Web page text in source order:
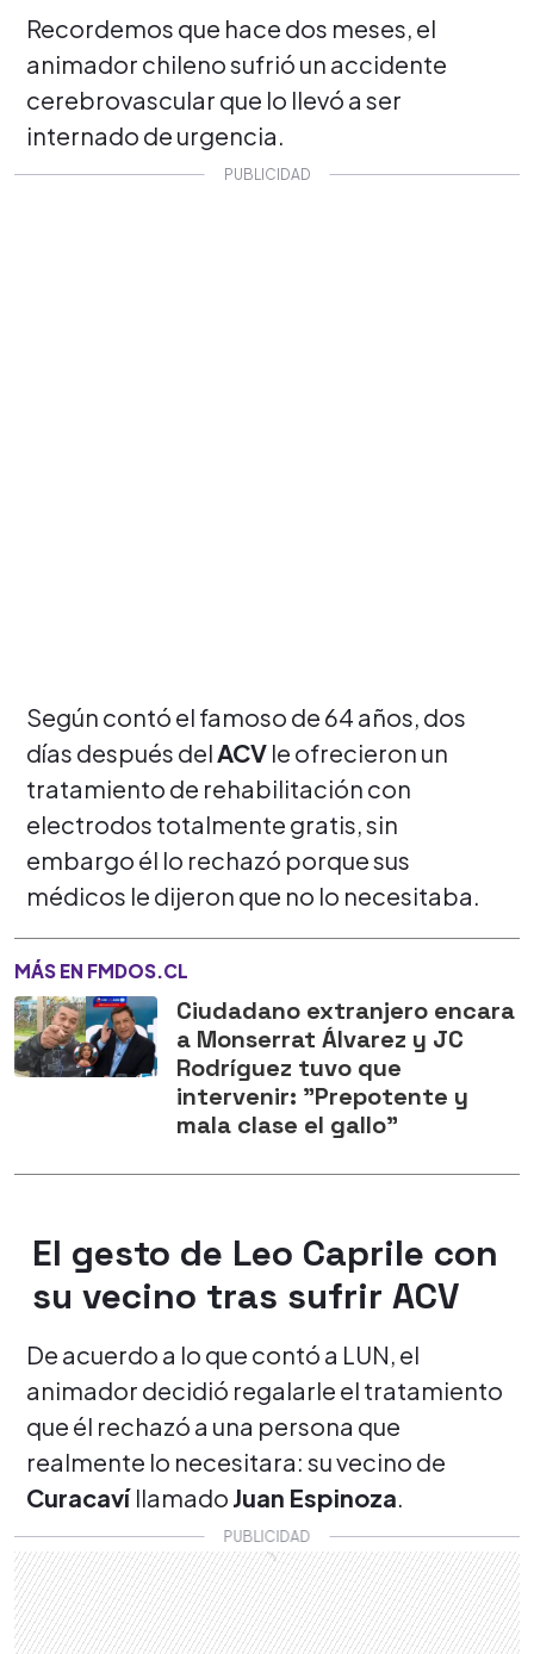
Recordemos que hace dos meses, el
animador chileno sufrió un accidente
cerebrovascular que lo llevó a ser
internado de urgencia.
Según contó el famoso de 64 años, dos
días después del ACV le ofrecieron un
tratamiento de rehabilitación con
electrodos totalmente gratis, sin
embargo él lo rechazó porque sus
médicos le dijeron que no lo necesitaba.
MÁS EN FMDOS.CL
Ciudadano extranjero encara
a Monserrat Álvarez y JC
Rodríguez tuvo que
intervenir: "Prepotente y
mala clase el gallo"
El gesto de Leo Caprile con
su vecino tras sufrir ACV
De acuerdo a lo que contó a LUN, el
animador decidió regalarle el tratamiento
que él rechazó a una persona que
realmente lo necesitara: su vecino de
Curacaví llamado Juan Espinoza.